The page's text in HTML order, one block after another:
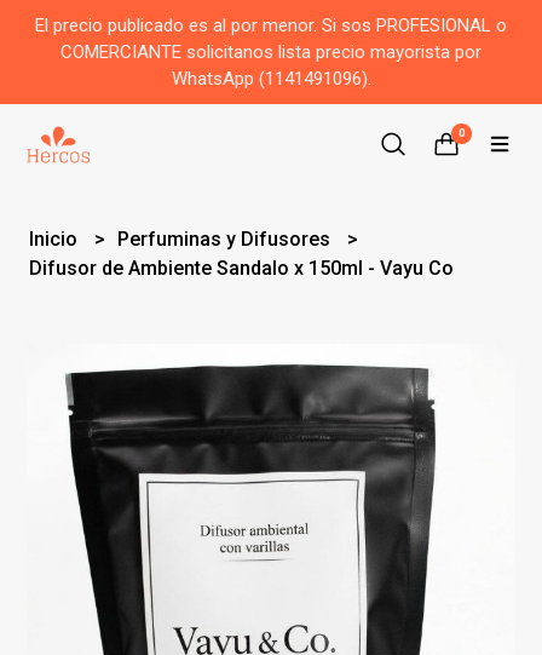
El precio publicado es al por menor. Si sos PROFESIONAL o
COMERCIANTE solicitanos lista precio mayorista por
WhatsApp (1141491096).
0
Inicio
Perfuminas y Difusores
Difusor de Ambiente Sandalo x 150ml - Vayu Co